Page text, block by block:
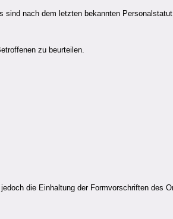
sind nach dem letzten bekannten
zu beurteilen.
die Einhaltung der Formvorschriften des